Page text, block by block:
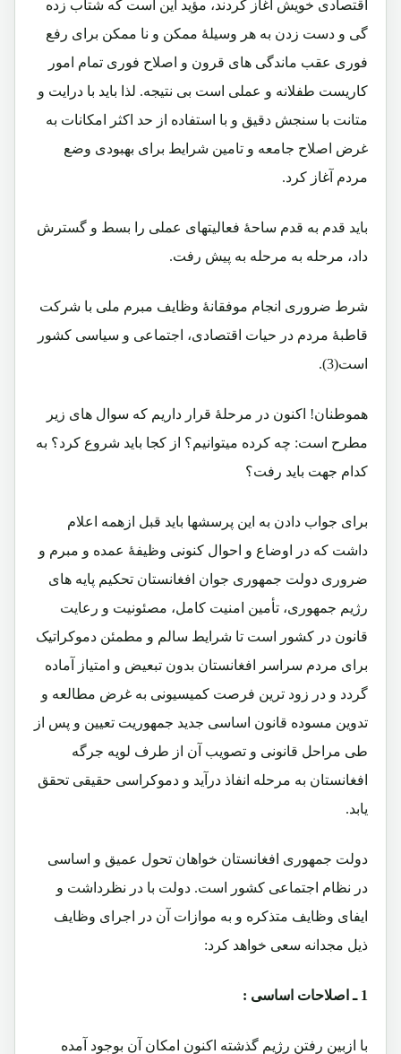
اقتصادی خویش آغاز کردند، مؤید این است که شتاب زده
گی و دست زدن به هر وسیلۀ ممکن و نا ممکن برای رفع
فوری عقب ماندگی های قرون و اصلاح فوری تمام امور
کاریست طفلانه و عملی است بی نتیجه. لذا باید با درایت و
متانت با سنجش دقیق و با استفاده از حد اکثر امکانات به
غرض اصلاح جامعه و تامین شرایط برای بهبودی وضع
مردم آغاز کرد.
باید قدم به قدم ساحۀ فعالیتهای عملی را بسط و گسترش
داد، مرحله به مرحله به پیش رفت.
شرط ضروری انجام موفقانۀ وظایف مبرم ملی با شرکت
قاطبۀ مردم در حیات اقتصادی، اجتماعی و سیاسی کشور
است(3).
هموطنان! اکنون در مرحلۀ قرار داریم که سوال های زیر
مطرح است: چه کرده میتوانیم؟ از کجا باید شروع کرد؟ به
کدام جهت باید رفت؟
برای جواب دادن به این پرسشها باید قبل ازهمه اعلام
داشت که در اوضاع و احوال کنونی وظیفۀ عمده و مبرم و
ضروری دولت جمهوری جوان افغانستان تحکیم پایه های
رژیم جمهوری، تأمین امنیت کامل، مصئونیت و رعایت
قانون در کشور است تا شرایط سالم و مطمئن دموکراتیک
برای مردم سراسر افغانستان بدون تبعیض و امتیاز آماده
گردد و در زود ترین فرصت کمیسیونی به غرض مطالعه و
تدوین مسوده قانون اساسی جدید جمهوریت تعیین و پس از
طی مراحل قانونی و تصویب آن از طرف لویه جرگه
افغانستان به مرحله انفاذ درآید و دموکراسی حقیقی تحقق
یابد.
دولت جمهوری افغانستان خواهان تحول عمیق و اساسی
در نظام اجتماعی کشور است. دولت با در نظرداشت و
ایفای وظایف متذکره و به موازات آن در اجرای وظایف
ذیل مجدانه سعی خواهد کرد:
1 ـ اصلاحات اساسی :
با ازبین رفتن رژیم گذشته اکنون امکان آن بوجود آمده